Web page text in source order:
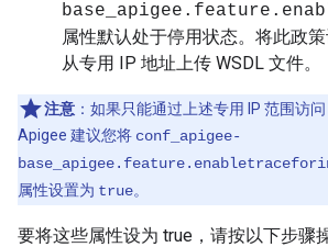
属性默认处于停用状态。将此政
从专用 IP 地址上传 WSDL 文件。
注意 ：如果只能通过上述专用 IP 范围访
Apigee 建议您将 conf_apigee-
属性设置为 true。
要将这些属性设为 true，请按以下步骤